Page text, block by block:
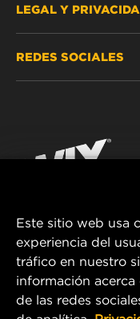
DÓNDE COMPRAR
¡CONTÁCTENOS!
LEGAL Y
IMPRESSUM
REDES SOCIALES
YouTube
MANN+HUMMEL
ul. Wrocławska 145,
63-800 GOSTYŃ,
Tel. +48 65 572 89
Este sitio web usa
experiencia del
tráfico en nuestro
información
de las redes